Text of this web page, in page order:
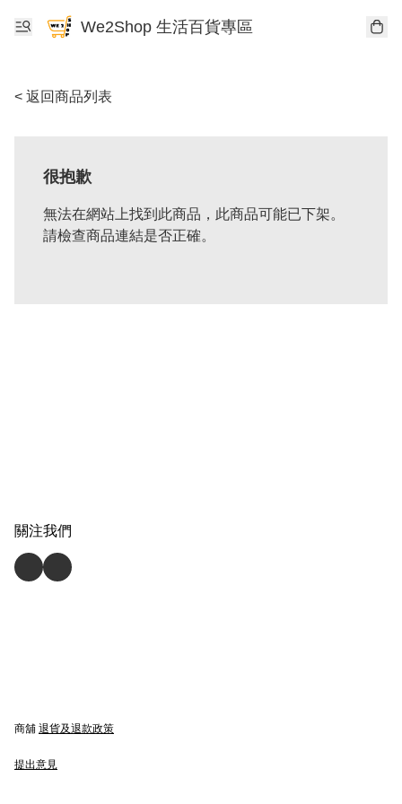
We2Shop 生活百貨專區
< 返回商品列表
很抱歉
無法在網站上找到此商品，此商品可能已下架。
請檢查商品連結是否正確。
關注我們
商舖 退貨及退款政策
提出意見